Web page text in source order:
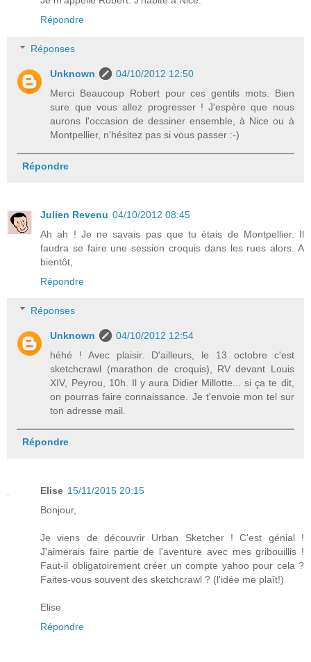
Répondre
Réponses
Unknown
04/10/2012 12:50
Merci Beaucoup Robert pour ces gentils mots. Bien
sure que vous allez progresser ! J'espère que nous
aurons l'occasion de dessiner ensemble, à Nice ou à
Montpellier, n'hésitez pas si vous passer :-)
Répondre
Julien Revenu 04/10/2012 08:45
Ah ah ! Je ne savais pas que tu étais de Montpellier. Il
faudra se faire une session croquis dans les rues alors. A
bientôt,
Répondre
Réponses
Unknown
04/10/2012 12:54
héhé ! Avec plaisir. D'ailleurs, le 13 octobre c'est
sketchcrawl (marathon de croquis), RV devant Louis
XIV, Peyrou, 10h. Il y aura Didier Millotte... si ça te dit,
on pourras faire connaissance. Je t'envoie mon tel sur
ton adresse mail.
Répondre
Elise 15/11/2015 20:15
Bonjour,
Je viens de découvrir Urban Sketcher ! C'est génial !
J'aimerais faire partie de l'aventure avec mes gribouillis !
Faut-il obligatoirement créer un compte yahoo pour cela ?
Faites-vous souvent des sketchcrawl ? (l'idée me plaît!)
Elise
Répondre